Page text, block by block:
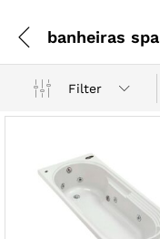
Filter